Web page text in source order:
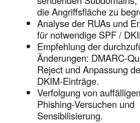
die Angriffsfläche zu
Analyse der RUAs und
für notwendige SPF /
Empfehlung der
Änderungen: DMARC-
Reject und Anpassung
DKIM-Einträge.
Verfolgung von
Phishing-Versuchen und
Sensibilisierung.